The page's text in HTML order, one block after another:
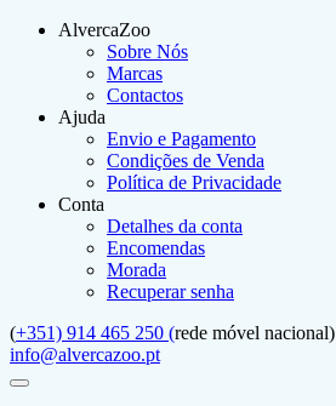
AlvercaZoo
Sobre Nós
Marcas
Contactos
Ajuda
Envio e Pagamento
Condições de Venda
Política de Privacidade
Conta
Detalhes da conta
Encomendas
Morada
Recuperar senha
(+351) 914 465 250 (rede móvel nacional)
info@alvercazoo.pt